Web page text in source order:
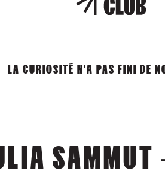
LA CURIOSITÉ N'A PAS FINI DE
SAMMUT